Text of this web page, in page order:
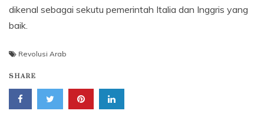
dikenal sebagai sekutu pemerintah Italia dan Inggris yang
baik.
Revolusi Arab
SHARE